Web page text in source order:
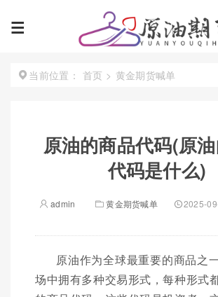
当前位置： 首页 > 黄金期货喊单
原油的商品代码(原
代码是什么)
admin 黄金期货喊单 2025-
原油作为全球最重要的商品之
场中拥有多种交易形式，每种形式